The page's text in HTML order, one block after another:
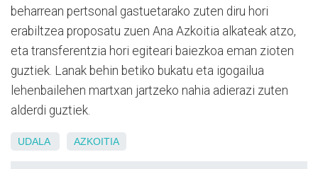
beharrean pertsonal gastuetarako zuten diru hori
erabiltzea proposatu zuen Ana Azkoitia alkateak atzo,
eta transferentzia hori egiteari baiezkoa eman zioten
guztiek. Lanak behin betiko bukatu eta igogailua
lehenbailehen martxan jartzeko nahia adierazi zuten
alderdi guztiek.
UDALA AZKOITIA